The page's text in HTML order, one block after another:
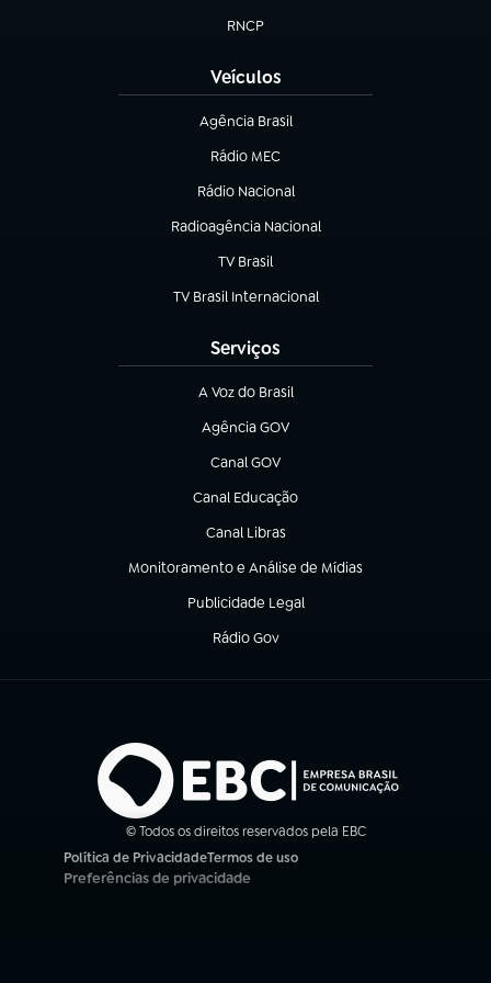
RNCP
(abre em nova aba)
Veículos
Agência Brasil
(abre em nova aba)
Rádio MEC
Rádio Nacional
(abre em nova aba)
Radioagência Nacional
(abre em nova aba)
TV Brasil
(abre em nova aba)
TV Brasil Internacional
(abre em nova aba)
Serviços
A Voz do Brasil
(abre em nova aba)
Agência GOV
(abre em nova aba)
Canal GOV
(abre em nova aba)
Canal Educação
(abre em nova aba)
Canal Libras
(abre em nova aba)
Monitoramento e Análise de Mídias
(abre em nova aba)
Publicidade Legal
(abre em nova aba)
Rádio Gov
(abre em nova aba)
© Todos os direitos reservados pela EBC
Política de Privacidade
(abre em nova aba)
Termos de uso
(abre em nova aba)
Preferências de privacidade